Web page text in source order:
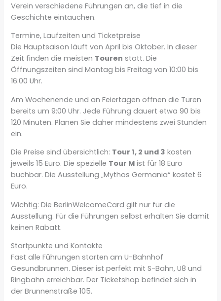
Verein verschiedene Führungen an, die tief in die
Geschichte eintauchen.
Termine, Laufzeiten und Ticketpreise
Die Hauptsaison läuft von April bis Oktober. In dieser
Zeit finden die meisten Touren statt. Die
Öffnungszeiten sind Montag bis Freitag von 10:00 bis
16:00 Uhr.
Am Wochenende und an Feiertagen öffnen die Türen
bereits um 9:00 Uhr. Jede Führung dauert etwa 90 bis
120 Minuten. Planen Sie daher mindestens zwei Stunden
ein.
Die Preise sind übersichtlich: Tour 1, 2 und 3 kosten
jeweils 15 Euro. Die spezielle Tour M ist für 18 Euro
buchbar. Die Ausstellung „Mythos Germania“ kostet 6
Euro.
Wichtig: Die BerlinWelcomeCard gilt nur für die
Ausstellung. Für die Führungen selbst erhalten Sie damit
keinen Rabatt.
Startpunkte und Kontakte
Fast alle Führungen starten am U-Bahnhof
Gesundbrunnen. Dieser ist perfekt mit S-Bahn, U8 und
Ringbahn erreichbar. Der Ticketshop befindet sich in
der Brunnenstraße 105.